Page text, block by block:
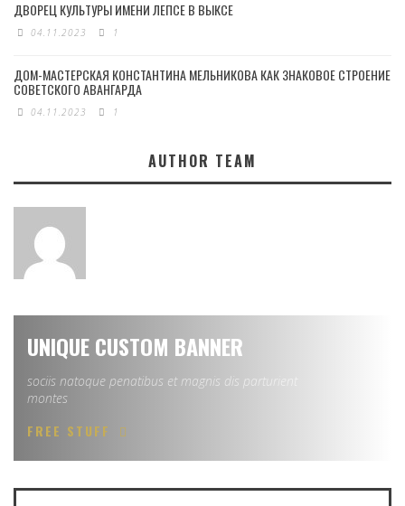
ДВОРЕЦ КУЛЬТУРЫ ИМЕНИ ЛЕПСЕ В ВЫКСЕ
04.11.2023 1
ДОМ-МАСТЕРСКАЯ КОНСТАНТИНА МЕЛЬНИКОВА КАК ЗНАКОВОЕ СТРОЕНИЕ
СОВЕТСКОГО АВАНГАРДА
04.11.2023 1
AUTHOR TEAM
UNIQUE CUSTOM BANNER
sociis natoque penatibus et magnis dis parturient
montes
FREE STUFF